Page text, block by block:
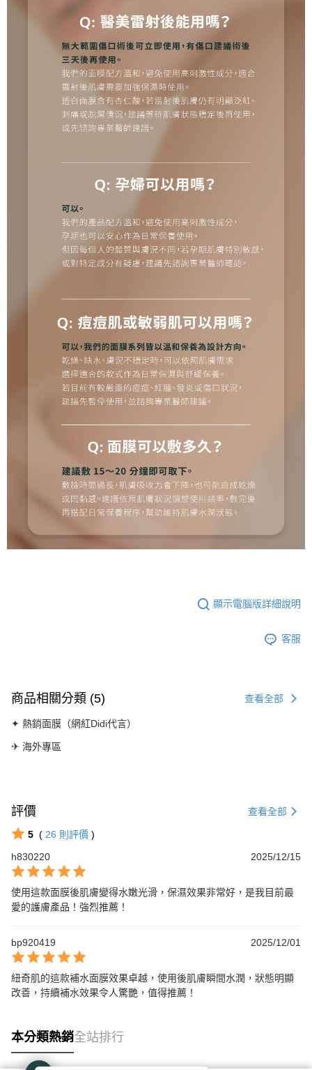
顯示電腦版詳細說明
客服
商品相關分類 (5) 查看全部
✦ 熱銷面膜（網紅Didi代言）
✈ 海外專區
評價 查看全部
5 ( 26 則評價 )
h830220
2025/12/15
使用這款面膜後肌膚變得水嫩光滑，保濕效果非常好，是我目前最
愛的護膚產品！強烈推薦！
bp920419 2025/12/01
紐奇肌的這款補水面膜效果卓越，使用後肌膚瞬間水潤，狀態明顯
改善，持續補水效果令人驚艷，值得推薦！
本分類熱銷全站排行